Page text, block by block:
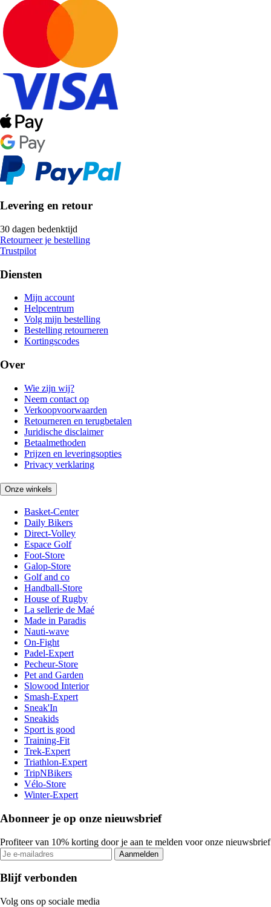
Levering en retour
30 dagen bedenktijd
Retourneer je bestelling
Trustpilot
Diensten
Mijn account
Helpcentrum
Volg mijn bestelling
Bestelling retourneren
Kortingscodes
Over
Wie zijn wij?
Neem contact op
Verkoopvoorwaarden
Retourneren en terugbetalen
Juridische disclaimer
Betaalmethoden
Prijzen en leveringsopties
Privacy verklaring
Onze winkels
Basket-Center
Daily Bikers
Direct-Volley
Espace Golf
Foot-Store
Galop-Store
Golf and co
Handball-Store
House of Rugby
La sellerie de Maé
Made in Paradis
Nauti-wave
On-Fight
Padel-Expert
Pecheur-Store
Pet and Garden
Slowood Interior
Smash-Expert
Sneak'In
Sneakids
Sport is good
Training-Fit
Trek-Expert
Triathlon-Expert
TripNBikers
Vélo-Store
Winter-Expert
Abonneer je op onze nieuwsbrief
Profiteer van 10% korting door je aan te melden voor onze nieuwsbrief
Aanmelden
Blijf verbonden
Volg ons op sociale media